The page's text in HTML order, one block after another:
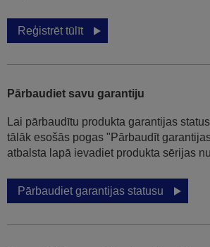
Reģistrēt tūlīt
Pārbaudiet savu garantiju
Lai pārbaudītu produkta garantijas
tālāk esošās pogas "Pārbaudīt
atbalsta lapā ievadiet produkta sērijas
Pārbaudiet garantijas statusu